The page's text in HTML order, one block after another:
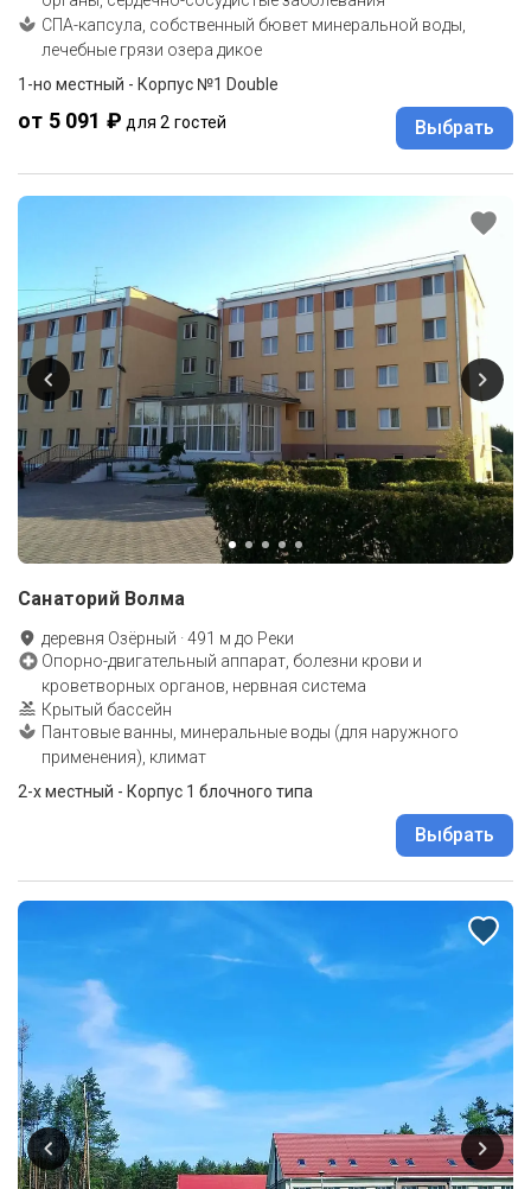
СПА-капсула, собственный бювет минеральной воды,
лечебные грязи озера дикое
1-но местный - Корпус №1 Double
от 5 091 ₽ для 2 гостей Выбрать
Санаторий Волма
деревня Озёрный ·491 м до Реки
Опорно-двигательный аппарат, болезни крови и
кроветворных органов, нервная система
Крытый бассейн
Пантовые ванны, минеральные воды (для наружного
применения), климат
2-x местный - Корпус 1 блочного типа
Выбрать